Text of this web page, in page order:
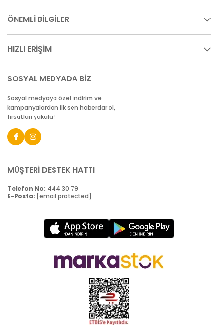
ÖNEMLİ BİLGİLER
HIZLI ERİŞİM
SOSYAL MEDYADA BİZ
Sosyal medyaya özel indirim ve
kampanyalardan ilk sen haberdar ol,
fırsatları yakala!
MÜŞTERİ DESTEK HATTI
Telefon No: 444 30 79
E-Posta: [email protected]